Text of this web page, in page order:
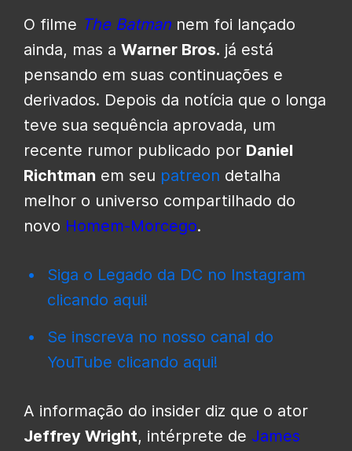
O filme The Batman nem foi lançado
ainda, mas a Warner Bros. já está
pensando em suas continuações e
derivados. Depois da notícia que o longa
teve sua sequência aprovada, um
recente rumor publicado por Daniel
Richtman em seu patreon detalha
melhor o universo compartilhado do
novo Homem-Morcego.
Siga o Legado da DC no Instagram
clicando aqui!
Se inscreva no nosso canal do
YouTube clicando aqui!
A informação do insider diz que o ator
Jeffrey Wright, intérprete de James